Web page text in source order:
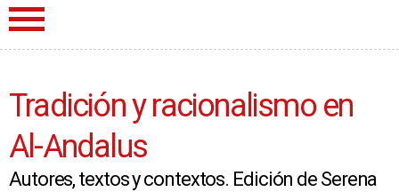
Tradición y racionalismo en
Al-Andalus
Autores, textos y contextos. Edición de Serena